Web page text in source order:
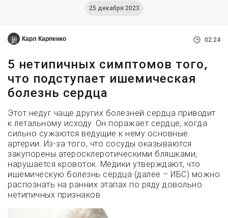
25 декабря 2023
Карл Карпенко 02:24
5 нетипичных симптомов того,
что подступает ишемическая
болезнь сердца
Этот недуг чаще других болезней сердца приводит
к летальному исходу. Он поражает сердце, когда
сильно сужаются ведущие к нему основные
артерии. Из-за того, что сосуды оказываются
закупорены атеросклеротическими бляшками,
нарушается кровоток. Медики утверждают, что
ишемическую болезнь сердца (далее – ИБС) можно
распознать на ранних этапах по ряду довольно
нетипичных признаков.